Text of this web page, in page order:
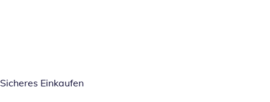
Sicheres Einkaufen